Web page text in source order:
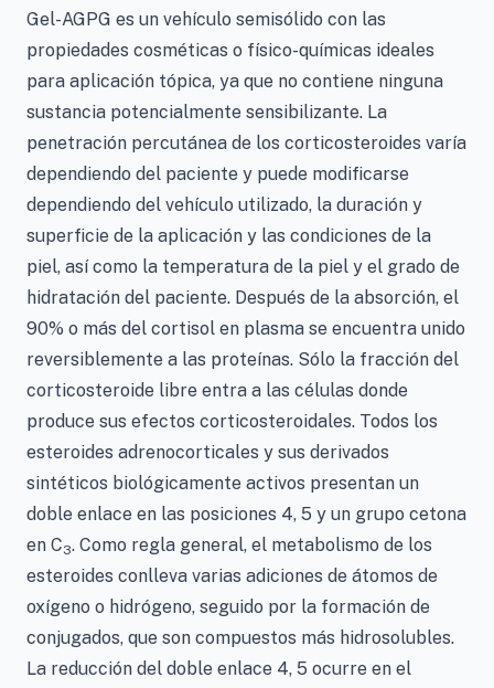
Gel-AGPG es un vehículo semisólido con las
propiedades cosméticas o físico-químicas ideales
para aplicación tópica, ya que no contiene ninguna
sustancia potencialmente sensibilizante. La
penetración percutánea de los corticosteroides varía
dependiendo del paciente y puede modificarse
dependiendo del vehículo utilizado, la duración y
superficie de la aplicación y las condiciones de la
piel, así como la temperatura de la piel y el grado de
hidratación del paciente. Después de la absorción, el
90% o más del cortisol en plasma se encuentra unido
reversiblemente a las proteínas. Sólo la fracción del
corticosteroide libre entra a las células donde
produce sus efectos corticosteroidales. Todos los
esteroides adrenocorticales y sus derivados
sintéticos biológicamente activos presentan un
doble enlace en las posiciones 4, 5 y un grupo cetona
en C3. Como regla general, el metabolismo de los
esteroides conlleva varias adiciones de átomos de
oxígeno o hidrógeno, seguido por la formación de
conjugados, que son compuestos más hidrosolubles.
La reducción del doble enlace 4, 5 ocurre en el